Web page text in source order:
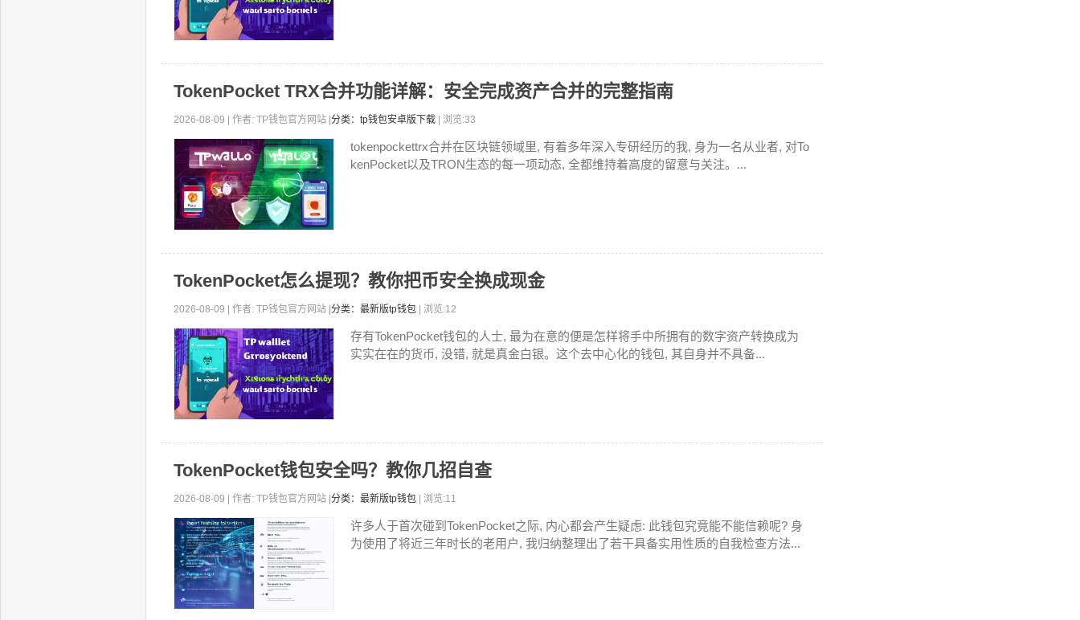
TokenPocket TRX合并功能详解：安全完成资产合并的完整指南
2026-08-09 | 作者: TP钱包官方网站 | 分类：tp钱包安卓版下载 | 浏览:33
tokenpockettrx合并在区块链领域里, 有着多年深入专研经历的我, 身为一名从业者, 对To
kenPocket以及TRON生态的每一项动态, 全都维持着高度的留意与关注。...
TokenPocket怎么提现？教你把币安全换成现金
2026-08-09 | 作者: TP钱包官方网站 | 分类：最新版tp钱包 | 浏览:12
存有TokenPocket钱包的人士, 最为在意的便是怎样将手中所拥有的数字资产转换成为
实实在在的货币, 没错, 就是真金白银。这个去中心化的钱包, 其自身并不具备...
TokenPocket钱包安全吗？教你几招自查
2026-08-09 | 作者: TP钱包官方网站 | 分类：最新版tp钱包 | 浏览:11
许多人于首次碰到TokenPocket之际, 内心都会产生疑虑: 此钱包究竟能不能信赖呢? 身
为使用了将近三年时长的老用户, 我归纳整理出了若干具备实用性质的自我检查方法...